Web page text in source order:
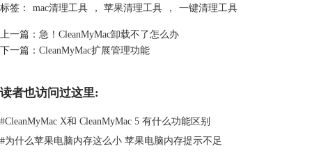
近打开的菜单和其他类似的项目等，使用该功能可以释放空间并清除活动
痕迹。
标签： mac清理工具 ， 苹果清理工具 ， 一键清理工具
上一篇： 急！CleanMyMac卸载不了怎么办
下一篇： CleanMyMac扩展管理功能
读者也访问过这里:
#CleanMyMac X和 CleanMyMac 5 有什么功能区别
#为什么苹果电脑内存这么小 苹果电脑内存提示不足